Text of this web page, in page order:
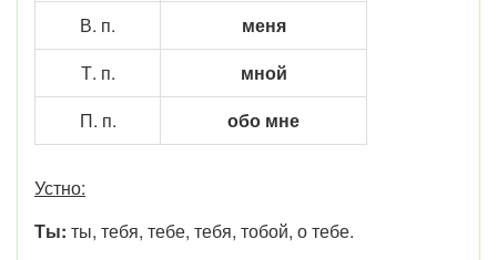
В. п.
меня
Т. п.
мной
П. п.
обо мне
Устно:
Ты: ты, тебя, тебе, тебя, тобой, о тебе.